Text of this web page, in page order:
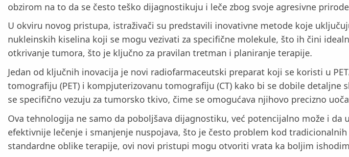
obzirom na to da se često teško dijagnostikuju i leče zbog svoje agresivne
U okviru novog pristupa, istraživači su predstavili inovativne metode koje
nukleinskih kiselina koji se mogu vezivati za specifične molekule, što ih čini
otkrivanje tumora, što je ključno za pravilan tretman i planiranje terapije.
Jedan od ključnih inovacija je novi radiofarmaceutski preparat koji se koristi u
tomografiju (PET) i kompjuterizovanu tomografiju (CT) kako bi se dobile
se specifično vezuju za tumorsko tkivo, čime se omogućava njihovo precizno
Ova tehnologija ne samo da poboljšava dijagnostiku, već potencijalno može i
efektivnije lečenje i smanjenje nuspojava, što je često problem kod
standardne oblike terapije, ovi novi pristupi mogu otvoriti vrata ka boljim